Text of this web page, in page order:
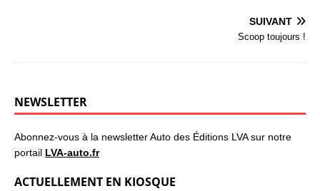
SUIVANT
Scoop toujours !
NEWSLETTER
Abonnez-vous à la newsletter Auto des Éditions LVA sur notre
portail LVA-auto.fr
ACTUELLEMENT EN KIOSQUE